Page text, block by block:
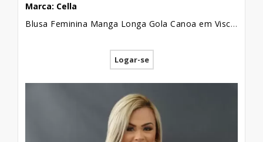
Marca: Cella
Blusa Feminina Manga Longa Gola Canoa em Viscolycra Vermelho Boca Animal Print [2205040]
Logar-se